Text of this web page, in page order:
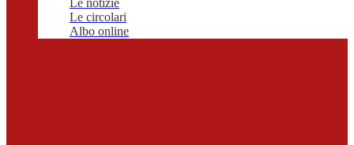
Le notizie
Le circolari
Albo online